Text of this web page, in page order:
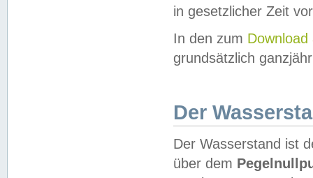
in gesetzlicher Zeit
In den zum Download
grundsätzlich
Der
Der Wasserstand ist
über dem